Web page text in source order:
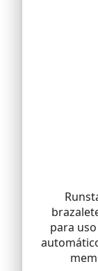
para